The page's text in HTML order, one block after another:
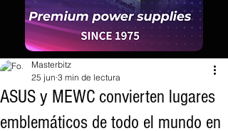
ASUS y MEWC convierten lugares
emblemáticos de todo el mundo en
Masterbitz
25 jun 3 min de lectura